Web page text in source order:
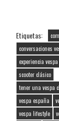
Etiquetas:
conversaciones
experiencia
scooter clásico
tener una vespa
vespa españa
vespa lifestyle